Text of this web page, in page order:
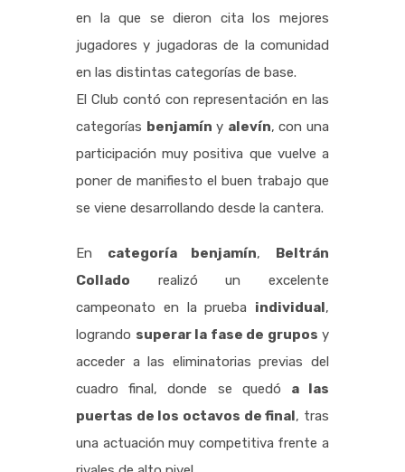
en la que se dieron cita los mejores
jugadores y jugadoras de la comunidad
en las distintas categorías de base.
El Club contó con representación en las
categorías benjamín y alevín, con una
participación muy positiva que vuelve a
poner de manifiesto el buen trabajo que
se viene desarrollando desde la cantera.
En categoría benjamín, Beltrán
Collado realizó un excelente
campeonato en la prueba individual,
logrando superar la fase de grupos y
acceder a las eliminatorias previas del
cuadro final, donde se quedó a las
puertas de los octavos de final, tras
una actuación muy competitiva frente a